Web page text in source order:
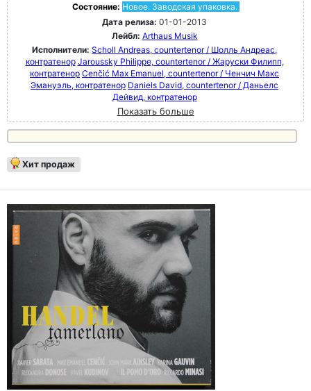
Состояние: Новое. Заводская упаковка.
Дата релиза: 01-01-2013
Лейбл: Arthaus Musik
Исполнители: Scholl Andreas, countertenor / Шолль Андреас,
контратенор Jaroussky Philippe, countertenor / Жаруски Филипп,
контратенор Cenčić Max Emanuel, countertenor / Ченчич Макс
Эмануэль, контратенор Daniels David, countertenor / Даньелс
Дейвид, контратенор
Показать больше
Хит продаж